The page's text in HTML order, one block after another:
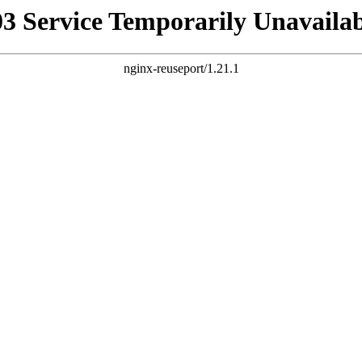
Service Temporarily
nginx-reuseport/1.21.1